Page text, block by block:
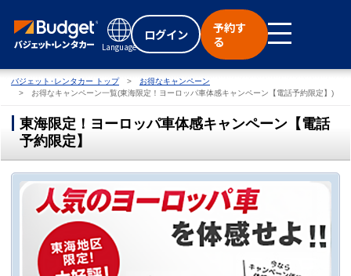
Language
ログイン
予約す
る
バジェット･レンタカー トップ
お得なキャンペーン
お得なキャンペーン一覧(東海限定！ヨーロッパ車体感キャンペーン【電話予約限定】)
東海限定！ヨーロッパ車体感キャンペーン【電話
予約限定】